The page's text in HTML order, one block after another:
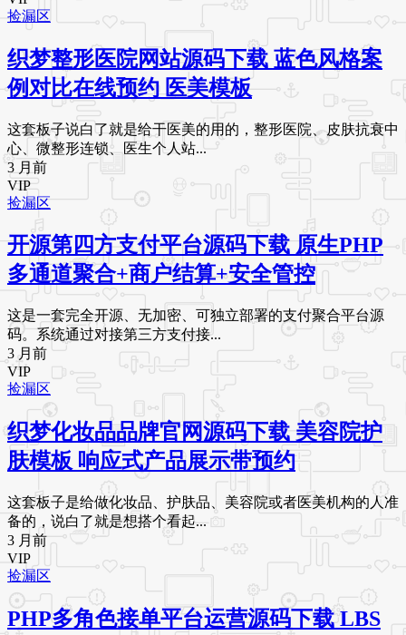
捡漏区
织梦整形医院网站源码下载 蓝色风格案
例对比在线预约 医美模板
这套板子说白了就是给干医美的用的，整形医院、皮肤抗衰中
心、微整形连锁、医生个人站...
3 月前
VIP
捡漏区
开源第四方支付平台源码下载 原生PHP
多通道聚合+商户结算+安全管控
这是一套完全开源、无加密、可独立部署的支付聚合平台源
码。系统通过对接第三方支付接...
3 月前
VIP
捡漏区
织梦化妆品品牌官网源码下载 美容院护
肤模板 响应式产品展示带预约
这套板子是给做化妆品、护肤品、美容院或者医美机构的人准
备的，说白了就是想搭个看起...
3 月前
VIP
捡漏区
PHP多角色接单平台运营源码下载 LBS